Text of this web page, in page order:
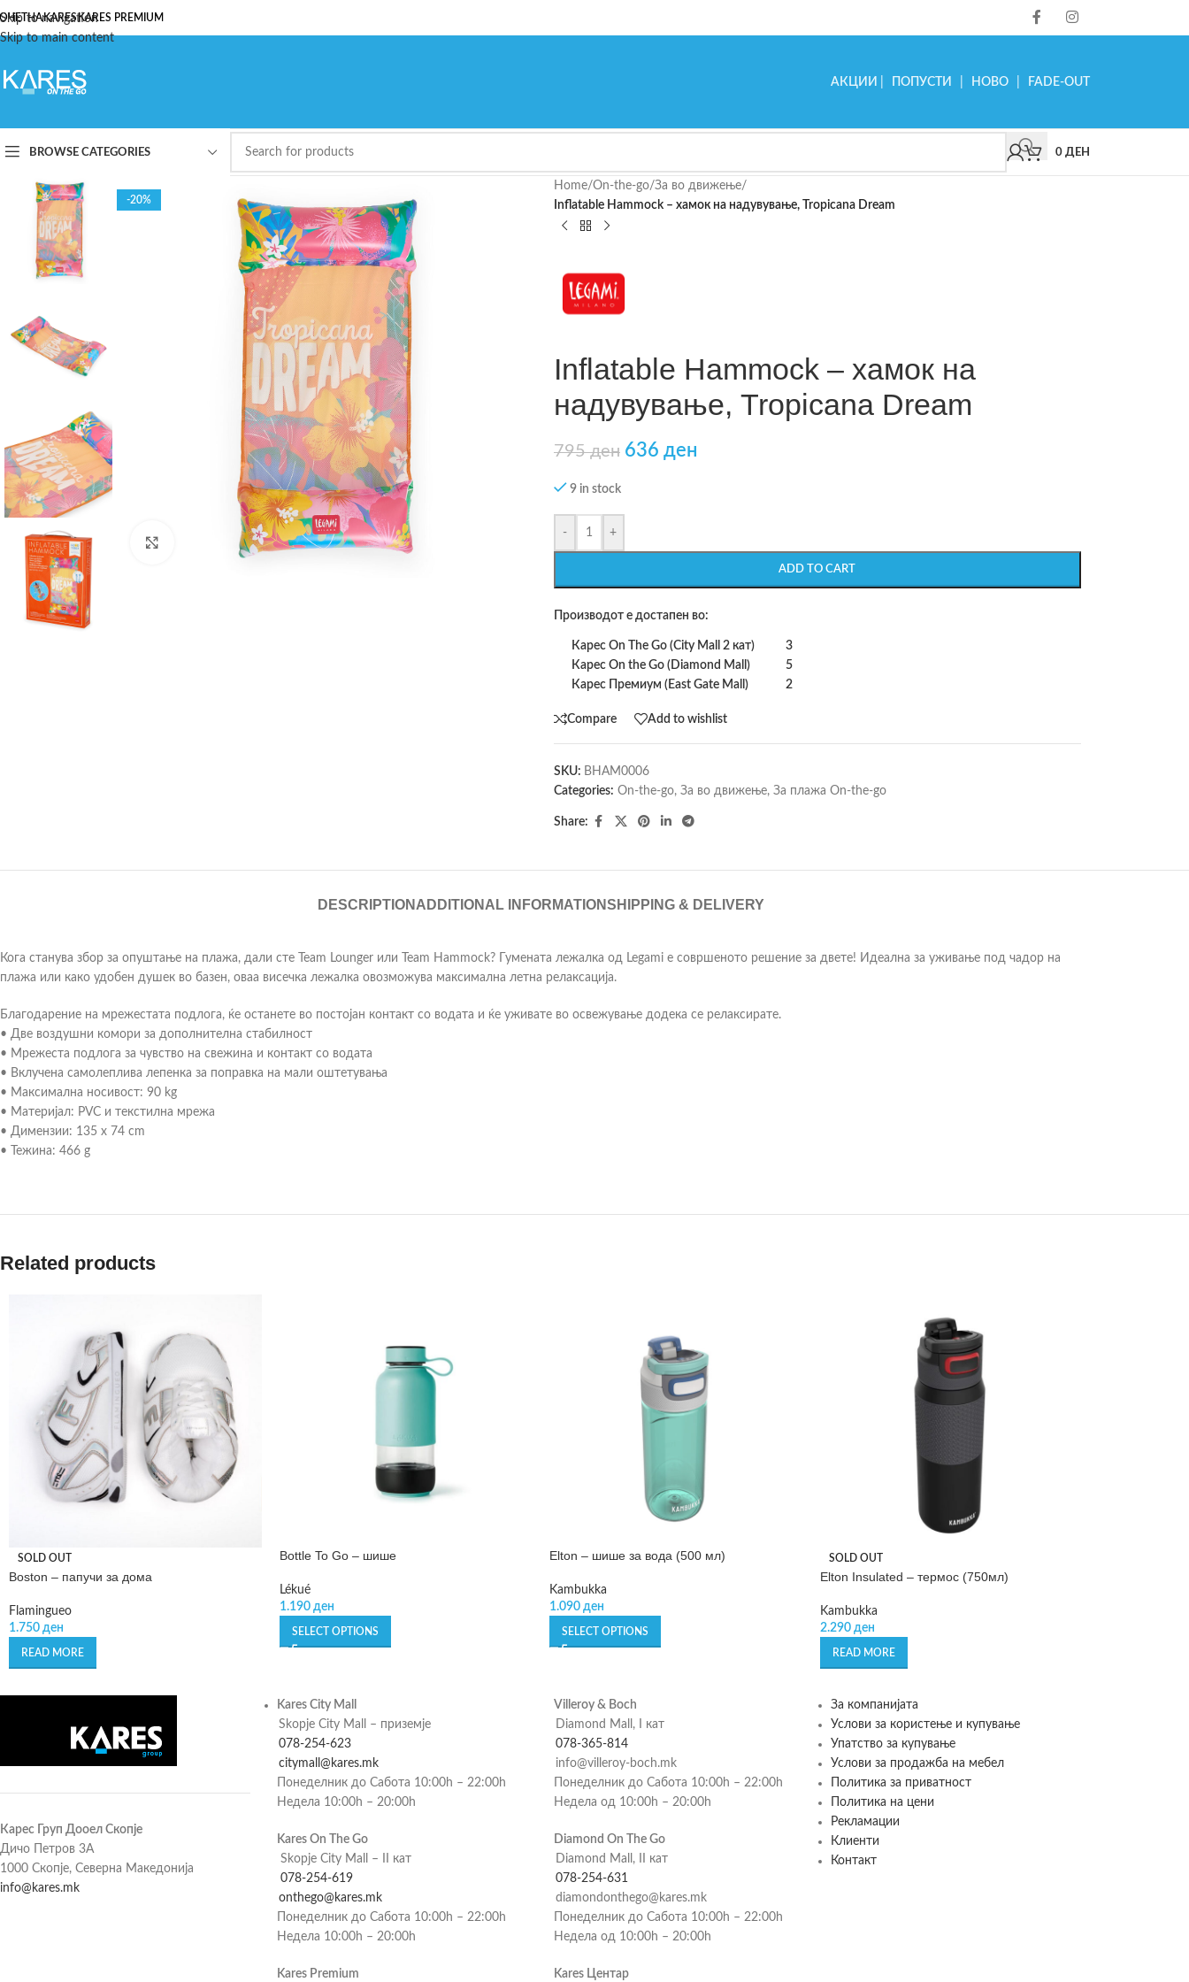
Skip to navigation
Skip to main content
KARESKARES PREMIUM
АКЦИИ ПОПУСТИ НОВО FADE-OUT
BROWSE CATEGORIES 0 ДЕН
-20%
Click to enlarge
Home/On-the-go/За во движење/
Inflatable Hammock – хамок на надувување, Tropicana Dream
Inflatable Hammock – хамок на
надувување, Tropicana Dream
795ден 636 ден
9 in stock
- +
ADD TO CART
Производот е достапен во:
Карес On The Go (City Mall 2 кат)
3
Карес On the Go (Diamond Mall)
5
Карес Премиум (East Gate Mall)
2
Compare Add to wishlist
SKU: BHAM0006
Categories: On-the-go, За во движење, За плажа On-the-go
Share:
DESCRIPTION ADDITIONAL INFORMATIONSHIPPING & DELIVERY
Кога станува збор за опуштање на плажа, дали сте Team Lounger или Team Hammock? Гумената лежалка од Legami е совршеното решение за двете! Идеална за уживање под чадор на
плажа или како удобен душек во базен, оваа висечка лежалка овозможува максимална летна релаксација.
Благодарение на мрежестата подлога, ќе останете во постојан контакт со водата и ќе уживате во освежување додека се релаксирате.
• Две воздушни комори за дополнителна стабилност
• Мрежеста подлога за чувство на свежина и контакт со водата
• Вклучена самолеплива лепенка за поправка на мали оштетувања
• Максимална носивост: 90 kg
• Материјал: PVC и текстилна мрежа
• Димензии: 135 x 74 cm
• Тежина: 466 g
Related products
SOLD OUT
Boston – папучи за дома
Flamingueo
1.750 ден
READ MORE
Bottle To Go – шише
Lékué
1.190 ден
SELECT OPTIONS
Elton – шише за вода (500 мл)
Kambukka
1.090 ден
SELECT OPTIONS
SOLD OUT
Elton Insulated – термос (750мл)
Kambukka
2.290 ден
READ MORE
Карес Груп Дооел Скопје
Дичо Петров 3А
1000 Скопје, Северна Македонија
info@kares.mk
Kares City Mall
Skopje City Mall – приземје
078-254-623
citymall@kares.mk
Понеделник до Сабота 10:00h – 22:00h
Недела 10:00h – 20:00h
Kares On The Go
Skopje City Mall – II кат
078-254-619
onthego@kares.mk
Понеделник до Сабота 10:00h – 22:00h
Недела 10:00h – 20:00h
Kares Premium
Villeroy & Boch
Diamond Mall, I кат
078-365-814
info@villeroy-boch.mk
Понеделник до Сабота 10:00h – 22:00h
Недела од 10:00h – 20:00h
Diamond On The Go
Diamond Mall, II кат
078-254-631
diamondonthego@kares.mk
Понеделник до Сабота 10:00h – 22:00h
Недела од 10:00h – 20:00h
Kares Центар
За компанијата
Услови за користење и купување
Упатство за купување
Услови за продажба на мебел
Политика за приватност
Политика на цени
Рекламации
Клиенти
Контакт